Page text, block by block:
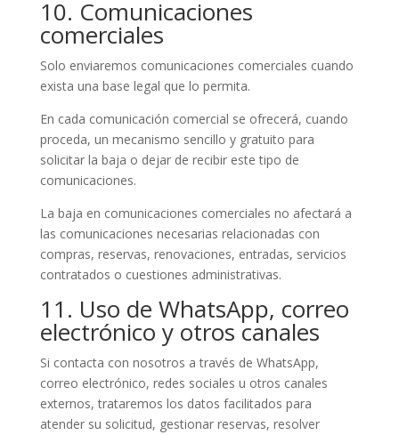
10. Comunicaciones
comerciales
Solo enviaremos comunicaciones comerciales cuando
exista una base legal que lo permita.
En cada comunicación comercial se ofrecerá, cuando
proceda, un mecanismo sencillo y gratuito para
solicitar la baja o dejar de recibir este tipo de
comunicaciones.
La baja en comunicaciones comerciales no afectará a
las comunicaciones necesarias relacionadas con
compras, reservas, renovaciones, entradas, servicios
contratados o cuestiones administrativas.
11. Uso de WhatsApp, correo
electrónico y otros canales
Si contacta con nosotros a través de WhatsApp,
correo electrónico, redes sociales u otros canales
externos, trataremos los datos facilitados para
atender su solicitud, gestionar reservas, resolver